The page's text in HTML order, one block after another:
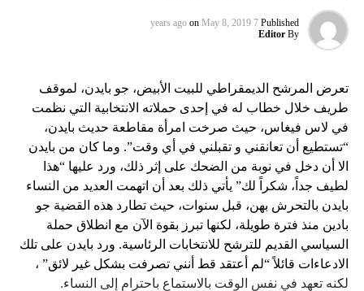
Published
7 years ago
on May 8, 2019
By
Editor
تعرض المرشح الديمقراطي للبيت الأبيض، جو بايدن، لموقف
طريف خلال خطاب له في إحدى حملاته الانتخابية التي نظمت
في لاس فيغاس، حيث صرخت امرأة مقاطعة حديث بايدن،
“تستطيع أن تعانقني و تقبلني في أي وقت”. وما كان من بايدن
الا أن دخل في نوبة من الضحك على إثر ذلك، ورد عليها “هذا
لطيف جداً، شكراً لك” يأتي ذلك بعد أن اتهمت العديد من النساء
بايدن بالتحرش بهن، قبل سنوات، حيث تطارد هذه القضية جو
بادين منذ فترة طويلة، لكنها تبرز بقوة الآن مع انطلاق حملة
السياسي القديم للترشح للانتخابات الرئاسية. ورد بايدن على تلك
الادعاءات قائلاً “لم أعتقد قط أنني تصرفت بشكل غير لائق” ،
لكنه تعهد في نفس الوقت بالاستماع باحترام إلى النساء.